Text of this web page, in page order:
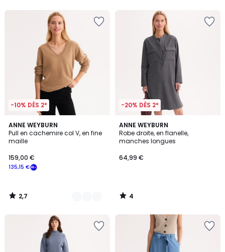
-10% DÈS 2*
ANNE WEYBURN
Pull en cachemire col V, en fine
maille
135,15 €
159,00 €
2,7
/ 5
3
Couleurs
2,7
/
-20% DÈS 2*
ANNE WEYBURN
Robe droite, en flanelle,
manches longues
64,99 €
4
/
5
4
/